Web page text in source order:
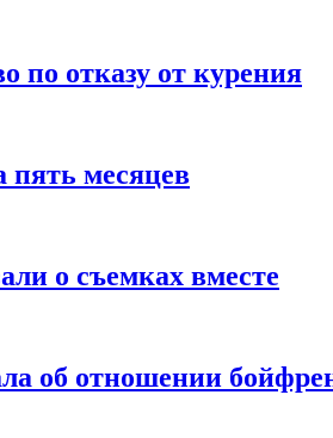
по отказу от курения
месяцев
о съемках вместе
об отношении